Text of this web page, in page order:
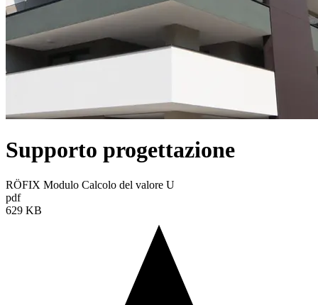
Supporto progettazione
RÖFIX Modulo Calcolo del valore U
pdf
629 KB